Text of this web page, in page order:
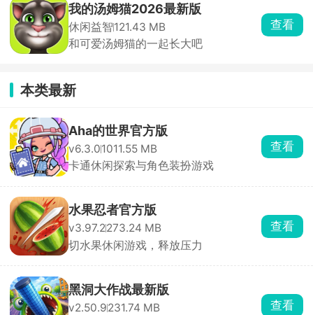
我的汤姆猫2026最新版
休闲益智121.43 MB
和可爱汤姆猫的一起长大吧
查看
本类最新
Aha的世界官方版
v6.3.01011.55 MB
卡通休闲探索与角色装扮游戏
查看
水果忍者官方版
v3.97.2273.24 MB
切水果休闲游戏，释放压力
查看
黑洞大作战最新版
v2.50.9231.74 MB
查看